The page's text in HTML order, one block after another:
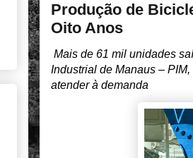
Produção de
Oito Anos
Mais de 61 mil unidades
Industrial de Manaus –
atender à demanda